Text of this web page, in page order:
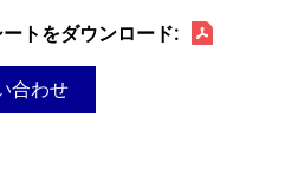
トをダウンロード:
合わせ